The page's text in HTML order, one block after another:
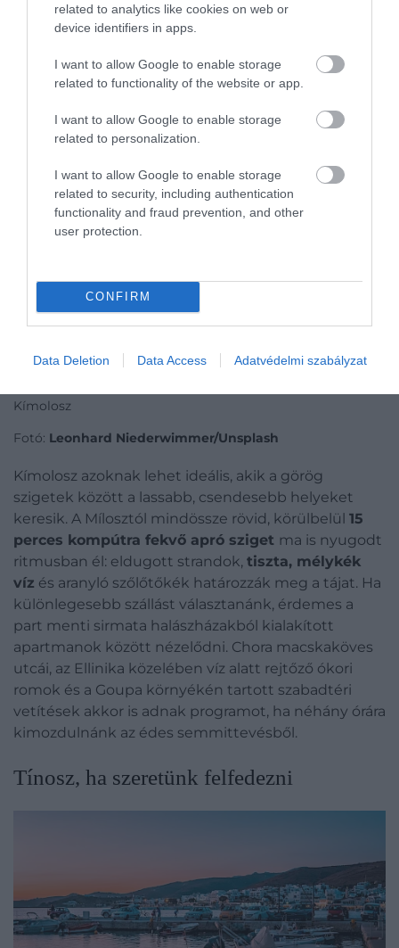
related to analytics like cookies on web or
device identifiers in apps.
I want to allow Google to enable storage
related to functionality of the website or app.
I want to allow Google to enable storage
related to personalization.
I want to allow Google to enable storage
related to security, including authentication
functionality and fraud prevention, and other
user protection.
CONFIRM
Data Deletion Data Access Adatvédelmi szabályzat
Kímolosz, ha néhány napra elbújnánk a
Kímolosz
Fotó: Leonhard Niederwimmer/Unsplash
Kímolosz azoknak lehet ideális, akik a görög
szigetek között a lassabb, csendesebb helyeket
keresik. A Mílosztól mindössze rövid, körülbelül 15
perces kompútra fekvő apró sziget ma is nyugodt
ritmusban él: eldugott strandok, tiszta, mélykék
víz és aranyló szőlőtőkék határozzák meg a tájat. Ha
különlegesebb szállást választanánk, érdemes a
part menti sirmata halászházakból kialakított
apartmanok között nézelődni. Chora macskaköves
utcái, az Ellinika közelében víz alatt rejtőző ókori
romok és a Goupa környékén tartott szabadtéri
vetítések akkor is adnak programot, ha néhány órára
kimozdulnánk az édes semmittevésből.
Tínosz, ha szeretünk felfedezni